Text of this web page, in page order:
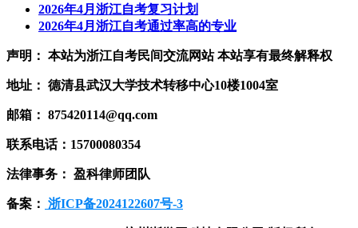
2026年4月浙江自考复习计划
2026年4月浙江自考通过率高的专业
声明： 本站为浙江自考民间交流网站 本站享有最终解释权
地址： 德清县武汉大学技术转移中心10楼1004室
邮箱： 875420114@qq.com
联系电话：15700080354
法律事务： 盈科律师团队
备案： 浙ICP备2024122607号-3